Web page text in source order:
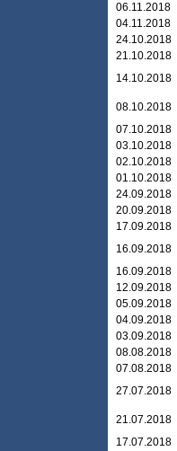
06.11.2018
04.11.2018
24.10.2018
21.10.2018
14.10.2018
08.10.2018
07.10.2018
03.10.2018
02.10.2018
01.10.2018
24.09.2018
20.09.2018
17.09.2018
16.09.2018
16.09.2018
12.09.2018
05.09.2018
04.09.2018
03.09.2018
08.08.2018
07.08.2018
27.07.2018
21.07.2018
17.07.2018